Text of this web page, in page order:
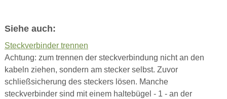
Siehe auch:
Steckverbinder trennen
Achtung: zum trennen der steckverbindung nicht an den
kabeln ziehen, sondern am stecker selbst. Zuvor
schließsicherung des steckers lösen. Manche
steckverbinder sind mit einem haltebügel - 1 - an der